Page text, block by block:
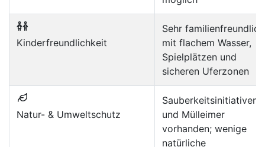
Kinderfreundlichkeit
Sehr familienfreundlich
mit flachem Wasser,
Spielplätzen und
sicheren Uferzonen
Natur- & Umweltschutz
Sauberkeitsinitiativen
und Mülleimer
vorhanden; wenige
natürliche